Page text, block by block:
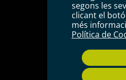
segons les
clicant el botó
més
Política de
977 010